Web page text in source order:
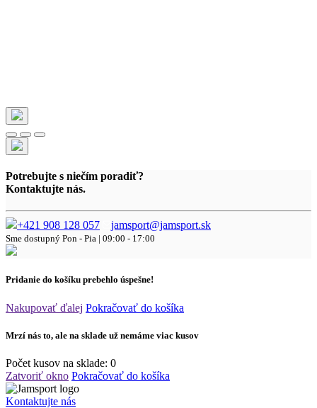
Potrebujte s niečím poradiť?
Kontaktujte nás.
+421 908 128 057 jamsport@jamsport.sk
Sme dostupný Pon - Pia | 09:00 - 17:00
Pridanie do košíku prebehlo úspešne!
Nakupovať ďalej Pokračovať do košíka
Mrzí nás to, ale na sklade už nemáme viac kusov
Počet kusov na sklade: 0
Zatvoriť okno Pokračovať do košíka
Kontaktujte nás